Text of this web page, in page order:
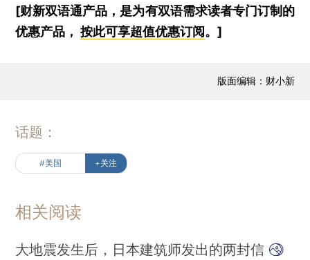
[财新双语通产品，是为有双语需求读者专门订制的
优惠产品，按此可享超值优惠订阅 。]
版面编辑：财小新
话题：
#美国 +关注
相关阅读
大地震发生后，日本建筑师发出的两封信